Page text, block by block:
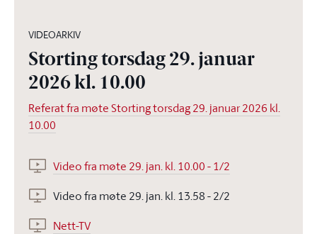
VIDEOARKIV
Storting torsdag 29. januar
2026 kl. 10.00
Referat fra møte Storting torsdag 29. januar 2026 kl.
10.00
Video fra møte 29. jan. kl. 10.00 - 1/2
Video fra møte 29. jan. kl. 13.58 - 2/2
Nett-TV